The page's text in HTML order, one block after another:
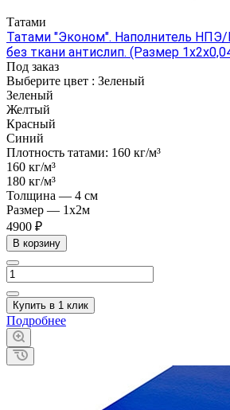
Татами
Татами "Эконом". Наполнитель
без ткани антислип. (Размер
Под заказ
Выберите цвет : Зеленый
Зеленый
Желтый
Красный
Синий
Плотность татами: 160 кг/м³
160 кг/м³
180 кг/м³
Толщина — 4 см
Размер — 1х2м
4900 ₽
В корзину
Купить в 1 клик
Подробнее